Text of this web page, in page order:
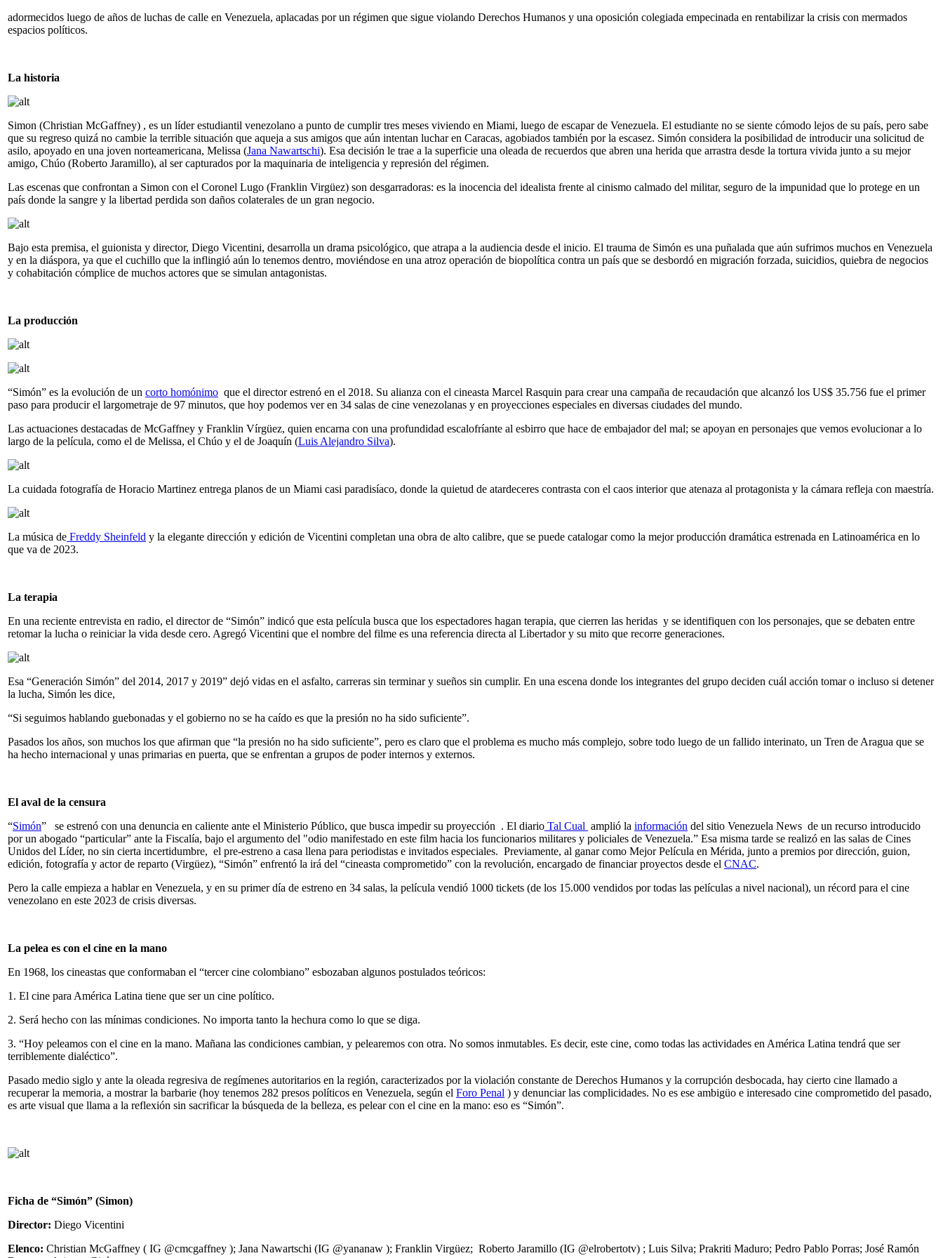
adormecidos luego de años de luchas de calle en Venezuela, aplacadas por un régimen que sigue violando Derechos Humanos y una oposición colegiada empecinada en rentabilizar la crisis con mermados
espacios políticos.
La historia
Simon (Christian McGaffney) , es un líder estudiantil venezolano a punto de cumplir tres meses viviendo en Miami, luego de escapar de Venezuela. El estudiante no se siente cómodo lejos de su país, pero sabe
que su regreso quizá no cambie la terrible situación que aqueja a sus amigos que aún intentan luchar en Caracas, agobiados también por la escasez. Simón considera la posibilidad de introducir una solicitud de
asilo, apoyado en una joven norteamericana, Melissa (Jana Nawartschi). Esa decisión le trae a la superficie una oleada de recuerdos que abren una herida que arrastra desde la tortura vivida junto a su mejor
amigo, Chúo (Roberto Jaramillo), al ser capturados por la maquinaria de inteligencia y represión del régimen.
Las escenas que confrontan a Simon con el Coronel Lugo (Franklin Virgüez) son desgarradoras: es la inocencia del idealista frente al cinismo calmado del militar, seguro de la impunidad que lo protege en un
país donde la sangre y la libertad perdida son daños colaterales de un gran negocio.
Bajo esta premisa, el guionista y director, Diego Vicentini, desarrolla un drama psicológico, que atrapa a la audiencia desde el inicio. El trauma de Simón es una puñalada que aún sufrimos muchos en Venezuela
y en la diáspora, ya que el cuchillo que la inflingió aún lo tenemos dentro, moviéndose en una atroz operación de biopolítica contra un país que se desbordó en migración forzada, suicidios, quiebra de negocios
y cohabitación cómplice de muchos actores que se simulan antagonistas.
La producción
“Simón” es la evolución de un corto homónimo que el director estrenó en el 2018. Su alianza con el cineasta Marcel Rasquin para crear una campaña de recaudación que alcanzó los US$ 35.756 fue el primer
paso para producir el largometraje de 97 minutos, que hoy podemos ver en 34 salas de cine venezolanas y en proyecciones especiales en diversas ciudades del mundo.
Las actuaciones destacadas de McGaffney y Franklin Vírgüez, quien encarna con una profundidad escalofríante al esbirro que hace de embajador del mal; se apoyan en personajes que vemos evolucionar a lo
largo de la película, como el de Melissa, el Chúo y el de Joaquín (Luis Alejandro Silva).
La cuidada fotografía de Horacio Martinez entrega planos de un Miami casi paradisíaco, donde la quietud de atardeceres contrasta con el caos interior que atenaza al protagonista y la cámara refleja con maestría.
La música de Freddy Sheinfeld y la elegante dirección y edición de Vicentini completan una obra de alto calibre, que se puede catalogar como la mejor producción dramática estrenada en Latinoamérica en lo
que va de 2023.
La terapia
En una reciente entrevista en radio, el director de “Simón” indicó que esta película busca que los espectadores hagan terapia, que cierren las heridas y se identifiquen con los personajes, que se debaten entre
retomar la lucha o reiniciar la vida desde cero. Agregó Vicentini que el nombre del filme es una referencia directa al Libertador y su mito que recorre generaciones.
Esa “Generación Simón” del 2014, 2017 y 2019” dejó vidas en el asfalto, carreras sin terminar y sueños sin cumplir. En una escena donde los integrantes del grupo deciden cuál acción tomar o incluso si detener
la lucha, Simón les dice,
“Si seguimos hablando guebonadas y el gobierno no se ha caído es que la presión no ha sido suficiente”.
Pasados los años, son muchos los que afirman que “la presión no ha sido suficiente”, pero es claro que el problema es mucho más complejo, sobre todo luego de un fallido interinato, un Tren de Aragua que se
ha hecho internacional y unas primarias en puerta, que se enfrentan a grupos de poder internos y externos.
El aval de la censura
“Simón” se estrenó con una denuncia en caliente ante el Ministerio Público, que busca impedir su proyección . El diario Tal Cual amplió la información del sitio Venezuela News de un recurso introducido
por un abogado “particular” ante la Fiscalía, bajo el argumento del "odio manifestado en este film hacia los funcionarios militares y policiales de Venezuela.” Esa misma tarde se realizó en las salas de Cines
Unidos del Líder, no sin cierta incertidumbre, el pre-estreno a casa llena para periodistas e invitados especiales. Previamente, al ganar como Mejor Película en Mérida, junto a premios por dirección, guion,
edición, fotografía y actor de reparto (Virgüez), “Simón” enfrentó la irá del “cineasta comprometido” con la revolución, encargado de financiar proyectos desde el CNAC.
Pero la calle empieza a hablar en Venezuela, y en su primer día de estreno en 34 salas, la película vendió 1000 tickets (de los 15.000 vendidos por todas las películas a nivel nacional), un récord para el cine
venezolano en este 2023 de crisis diversas.
La pelea es con el cine en la mano
En 1968, los cineastas que conformaban el “tercer cine colombiano” esbozaban algunos postulados teóricos:
1. El cine para América Latina tiene que ser un cine político.
2. Será hecho con las mínimas condiciones. No importa tanto la hechura como lo que se diga.
3. “Hoy peleamos con el cine en la mano. Mañana las condiciones cambian, y pelearemos con otra. No somos inmutables. Es decir, este cine, como todas las actividades en América Latina tendrá que ser
terriblemente dialéctico”.
Pasado medio siglo y ante la oleada regresiva de regímenes autoritarios en la región, caracterizados por la violación constante de Derechos Humanos y la corrupción desbocada, hay cierto cine llamado a
recuperar la memoria, a mostrar la barbarie (hoy tenemos 282 presos políticos en Venezuela, según el Foro Penal ) y denunciar las complicidades. No es ese ambigüo e interesado cine comprometido del pasado,
es arte visual que llama a la reflexión sin sacrificar la búsqueda de la belleza, es pelear con el cine en la mano: eso es “Simón”.
Ficha de “Simón” (Simon)
Director: Diego Vicentini
Elenco: Christian McGaffney ( IG @cmcgaffney ); Jana Nawartschi (IG @yananaw ); Franklin Virgüez; Roberto Jaramillo (IG @elrobertotv) ; Luis Silva; Prakriti Maduro; Pedro Pablo Porras; José Ramón